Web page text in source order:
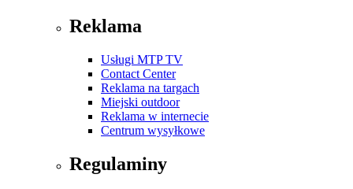
Reklama
Usługi MTP TV
Contact Center
Reklama na targach
Miejski outdoor
Reklama w internecie
Centrum wysyłkowe
Regulaminy